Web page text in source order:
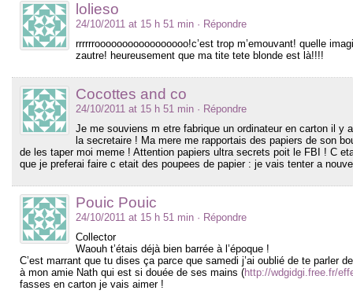
lolieso
24/10/2011 at 15 h 51 min · Répondre
rrrrrrooooooooooooooooo!c’est trop m’emouvant! quelle
zautre! heureusement que ma tite tete blonde est là!!!!
Cocottes and co
24/10/2011 at 15 h 51 min · Répondre
Je me souviens m etre fabrique un ordinateur en carton il
la secretaire ! Ma mere me rapportais des papiers de son
de les taper moi meme ! Attention papiers ultra secrets poit le FBI ! C
que je preferai faire c etait des poupees de papier : je vais tenter a
Pouic Pouic
24/10/2011 at 15 h 51 min · Répondre
Collector
Waouh t’étais déjà bien barrée à l’époque !
C’est marrant que tu dises ça parce que samedi j’ai oublié de te parler
à mon amie Nath qui est si douée de ses mains (http://wdgidgi.free.fr/
fasses en carton je vais aimer !